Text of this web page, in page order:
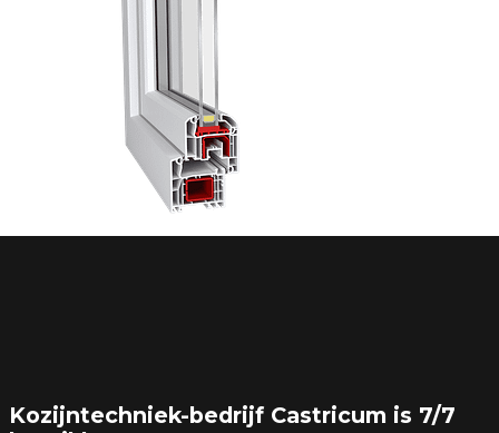
Kozijntechniek-bedrijf Castricum is 7/7